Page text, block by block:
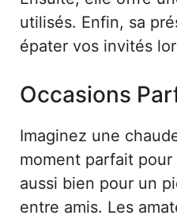
utilisés. Enfin, sa
épater vos invités
Occasions
Imaginez une
moment parfait pour
aussi bien pour un
entre amis. Les